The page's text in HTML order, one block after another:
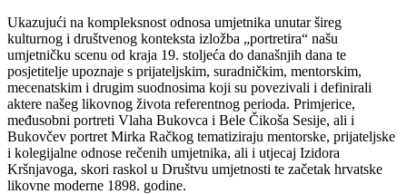
Ukazujući na kompleksnost odnosa umjetnika unutar šireg
kulturnog i društvenog konteksta izložba „portretira“ našu
umjetničku scenu od kraja 19. stoljeća do današnjih dana te
posjetitelje upoznaje s prijateljskim, suradničkim, mentorskim,
mecenatskim i drugim suodnosima koji su povezivali i definirali
aktere našeg likovnog života referentnog perioda. Primjerice,
međusobni portreti Vlaha Bukovca i Bele Čikoša Sesije, ali i
Bukovčev portret Mirka Račkog tematiziraju mentorske, prijateljske
i kolegijalne odnose rečenih umjetnika, ali i utjecaj Izidora
Kršnjavoga, skori raskol u Društvu umjetnosti te začetak hrvatske
likovne moderne 1898. godine.